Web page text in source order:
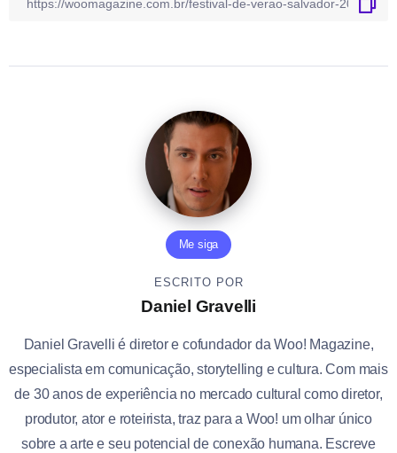
Me siga
ESCRITO POR
Daniel Gravelli
Daniel Gravelli é diretor e cofundador da Woo! Magazine,
especialista em comunicação, storytelling e cultura. Com mais
de 30 anos de experiência no mercado cultural como diretor,
produtor, ator e roteirista, traz para a Woo! um olhar único
sobre a arte e seu potencial de conexão humana. Escreve